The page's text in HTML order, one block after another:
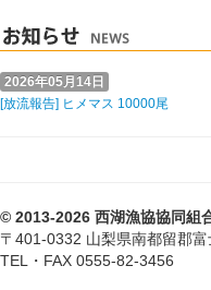
2026年05月14日
[放流報告] ヒメマス 10000尾
© 2013-2026 西湖漁協協同組
〒401-0332 山梨県南都留郡
TEL・FAX 0555-82-3456